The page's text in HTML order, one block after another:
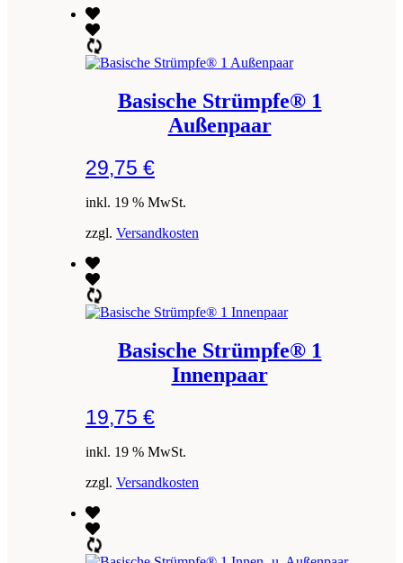
Basische Strümpfe® 1
Außenpaar
29,75 €
inkl. 19 % MwSt.
zzgl. Versandkosten
Basische Strümpfe® 1
Innenpaar
19,75 €
inkl. 19 % MwSt.
zzgl. Versandkosten